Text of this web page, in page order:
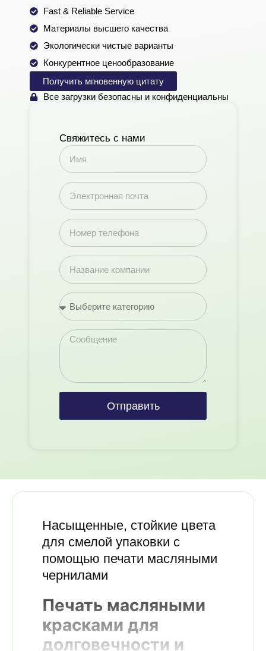
Fast & Reliable Service
Материалы высшего качества
Экологически чистые варианты
Конкурентное ценообразование
Получить мгновенную цитату
Все загрузки безопасны и конфиденциальны
Свяжитесь с нами
Отправить
Насыщенные, стойкие цвета
для смелой упаковки с
помощью печати масляными
чернилами
Печать масляными
красками для
долговечности и